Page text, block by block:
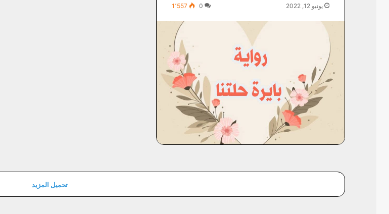
يونيو 12, 2022 0 1٬557
تحميل المزيد